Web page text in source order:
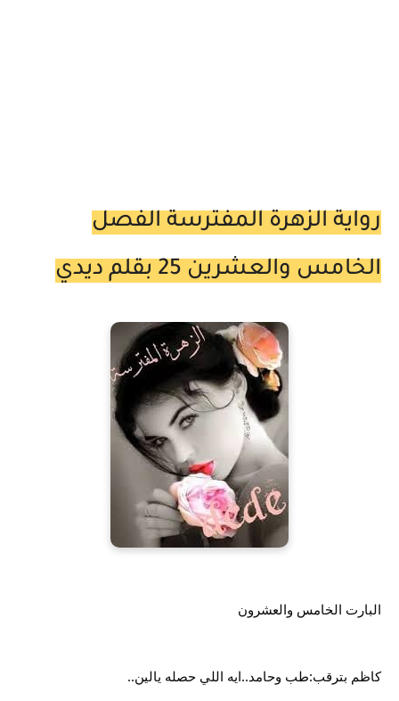
رواية الزهرة المفترسة الفصل
الخامس والعشرين 25 بقلم ديدي
البارت الخامس والعشرون
كاظم بترقب:طب وحامد..ايه اللي حصله يالين..